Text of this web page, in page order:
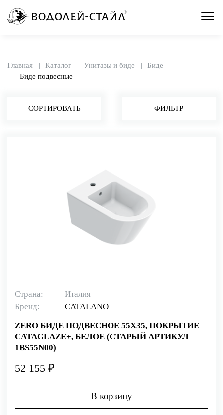
Главная Каталог Унитазы и биде
Биде
Биде подвесные
СОРТИРОВАТЬ ФИЛЬТР
Страна:
Италия
Бренд:
CATALANO
ZERO БИДЕ ПОДВЕСНОЕ 55Х35, ПОКРЫТИЕ
CATAGLAZE+, БЕЛОЕ (СТАРЫЙ АРТИКУЛ
1BS55N00)
52 155 ₽
В корзину